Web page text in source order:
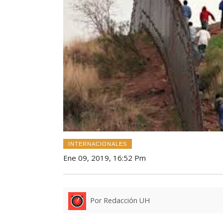
INTERNACIONALES
Ene 09, 2019, 16:52 Pm
Por Redacción UH